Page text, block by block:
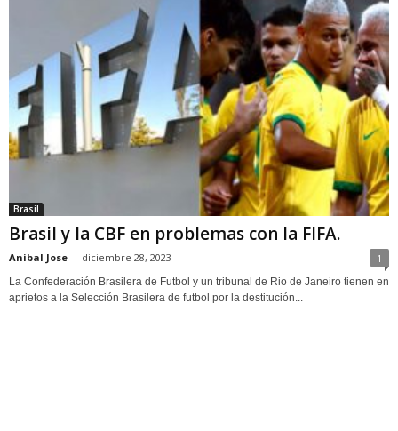
Brasil
Brasil y la CBF en problemas con la FIFA.
Anibal Jose - diciembre 28, 2023 1
La Confederación Brasilera de Futbol y un tribunal de Rio de Janeiro tienen en
aprietos a la Selección Brasilera de futbol por la destitución...